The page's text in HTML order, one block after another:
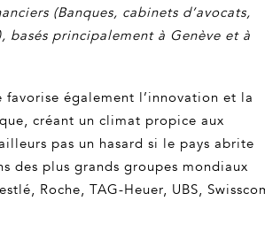
(Banques, cabinets d’avocats,
basés principalement à Genève et à
favorise également l’innovation et la
créant un climat propice aux
pas un hasard si le pays abrite
des plus grands groupes mondiaux
Roche, TAG-Heuer, UBS,